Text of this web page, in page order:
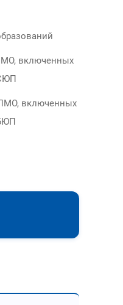
включенных
включенных